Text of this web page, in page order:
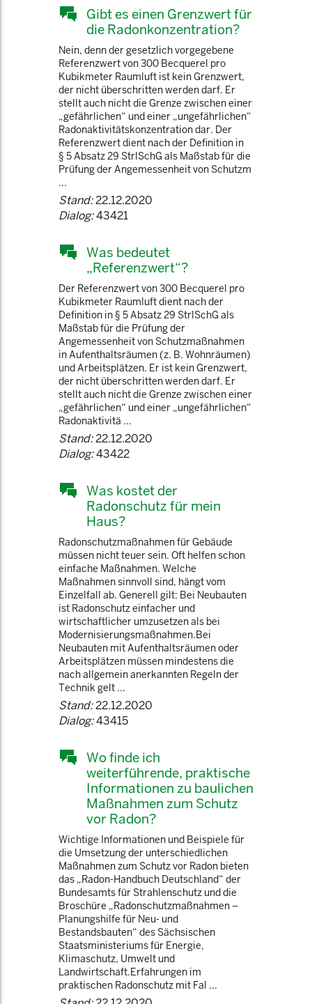
Gibt es einen Grenzwert für
die Radonkonzentration?
Nein, denn der gesetzlich vorgegebene
Referenzwert von 300 Becquerel pro
Kubikmeter Raumluft ist kein Grenzwert,
der nicht überschritten werden darf. Er
stellt auch nicht die Grenze zwischen einer
„gefährlichen“ und einer „ungefährlichen“
Radonaktivitätskonzentration dar. Der
Referenzwert dient nach der Definition in
§ 5 Absatz 29 StrlSchG als Maßstab für die
Prüfung der Angemessenheit von Schutzm
...
Stand:22.12.2020
Dialog:43421
Was bedeutet
„Referenzwert“?
Der Referenzwert von 300 Becquerel pro
Kubikmeter Raumluft dient nach der
Definition in § 5 Absatz 29 StrlSchG als
Maßstab für die Prüfung der
Angemessenheit von Schutzmaßnahmen
in Aufenthaltsräumen (z. B. Wohnräumen)
und Arbeitsplätzen. Er ist kein Grenzwert,
der nicht überschritten werden darf. Er
stellt auch nicht die Grenze zwischen einer
„gefährlichen“ und einer „ungefährlichen“
Radonaktivitä ...
Stand:22.12.2020
Dialog:43422
Was kostet der
Radonschutz für mein
Haus?
Radonschutzmaßnahmen für Gebäude
müssen nicht teuer sein. Oft helfen schon
einfache Maßnahmen. Welche
Maßnahmen sinnvoll sind, hängt vom
Einzelfall ab. Generell gilt: Bei Neubauten
ist Radonschutz einfacher und
wirtschaftlicher umzusetzen als bei
Modernisierungsmaßnahmen.Bei
Neubauten mit Aufenthaltsräumen oder
Arbeitsplätzen müssen mindestens die
nach allgemein anerkannten Regeln der
Technik gelt ...
Stand:22.12.2020
Dialog:43415
Wo finde ich
weiterführende, praktische
Informationen zu baulichen
Maßnahmen zum Schutz
vor Radon?
Wichtige Informationen und Beispiele für
die Umsetzung der unterschiedlichen
Maßnahmen zum Schutz vor Radon bieten
das „Radon-Handbuch Deutschland“ der
Bundesamts für Strahlenschutz und die
Broschüre „Radonschutzmaßnahmen –
Planungshilfe für Neu- und
Bestandsbauten“ des Sächsischen
Staatsministeriums für Energie,
Klimaschutz, Umwelt und
Landwirtschaft.Erfahrungen im
praktischen Radonschutz mit Fal ...